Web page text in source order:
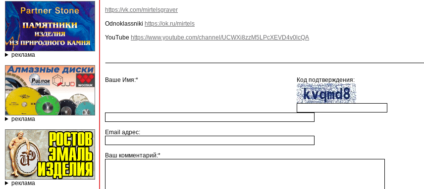
реклама
реклама
реклама
https://vk.com/mirtelsgraver
Odnoklassniki https://ok.ru/mirtels
YouTube https://www.youtube.com/channel/UCWXi8zzM5LPcXEVD4v0lcQA
Код подтверждения:
Ваше Имя:*
Email адрес:
Ваш комментарий:*